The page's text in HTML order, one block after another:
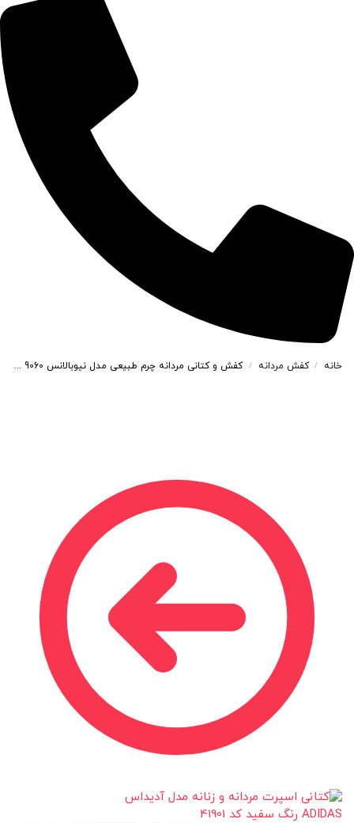
خانه / کفش مردانه / کفش و کتانی مردانه چرم طبیعی مدل نیوبالانس 9060 NEW BALANCE رنگ سرمه ای کد 8970